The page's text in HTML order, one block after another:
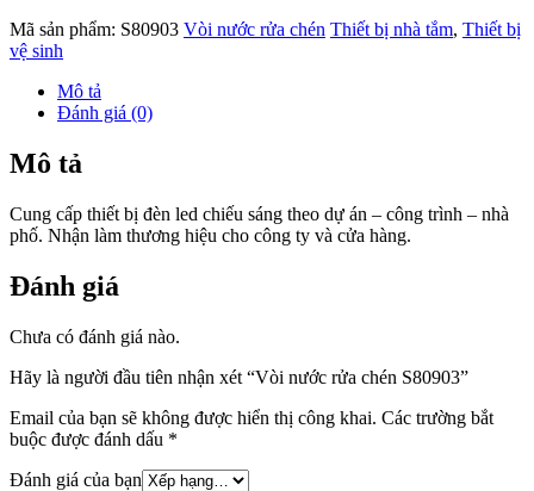
Mã sản phẩm: S80903 Vòi nước rửa chén Thiết bị nhà tắm, Thiết bị
vệ sinh
Mô tả
Đánh giá (0)
Mô tả
Cung cấp thiết bị đèn led chiếu sáng theo dự án – công trình – nhà
phố. Nhận làm thương hiệu cho công ty và cửa hàng.
Đánh giá
Chưa có đánh giá nào.
Hãy là người đầu tiên nhận xét “Vòi nước rửa chén S80903”
Email của bạn sẽ không được hiển thị công khai. Các trường bắt
buộc được đánh dấu *
Đánh giá của bạn